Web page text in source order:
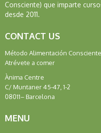
Consciente) que imparte
desde 2011.
CONTACT US
Método Alimentación Consciente
Atrévete a comer
Ànima Centre
C/ Muntaner 45-47, 1-2
08011– Barcelona
MENU